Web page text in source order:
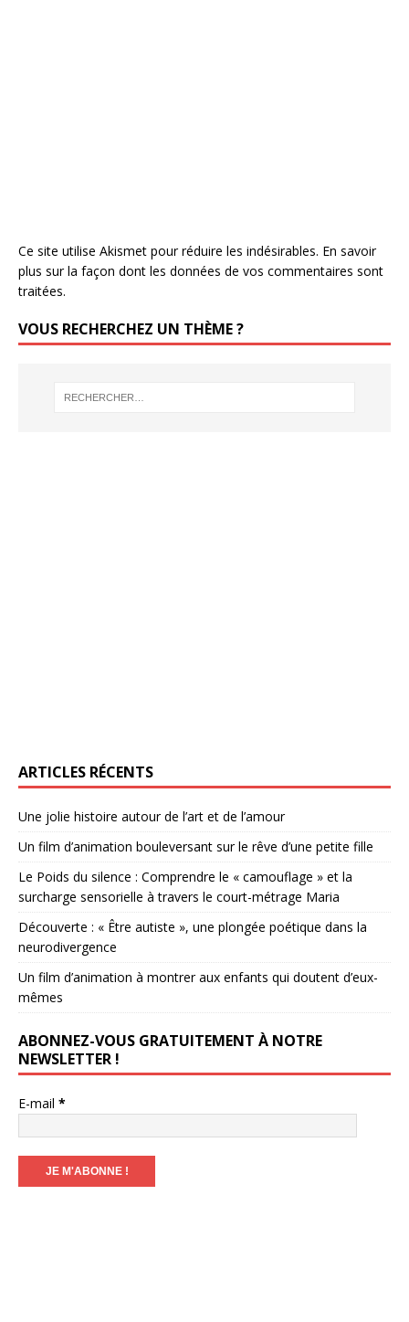
Ce site utilise Akismet pour réduire les indésirables. En savoir
plus sur la façon dont les données de vos commentaires sont
traitées.
VOUS RECHERCHEZ UN THÈME ?
ARTICLES RÉCENTS
Une jolie histoire autour de l’art et de l’amour
Un film d’animation bouleversant sur le rêve d’une petite fille
Le Poids du silence : Comprendre le « camouflage » et la
surcharge sensorielle à travers le court-métrage Maria
Découverte : « Être autiste », une plongée poétique dans la
neurodivergence
Un film d’animation à montrer aux enfants qui doutent d’eux-
mêmes
ABONNEZ-VOUS GRATUITEMENT À NOTRE
NEWSLETTER !
E-mail *